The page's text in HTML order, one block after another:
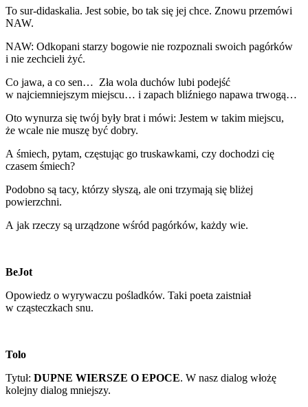
To sur-didaskalia. Jest sobie, bo tak się jej chce. Znowu przemówi
NAW.
NAW: Odkopani starzy bogowie nie rozpoznali swoich pagórków
i nie zechcieli żyć.
Co jawa, a co sen… Zła wola duchów lubi podejść
w najciemniejszym miejscu… i zapach bliźniego napawa trwogą…
Oto wynurza się twój były brat i mówi: Jestem w takim miejscu,
że wcale nie muszę być dobry.
A śmiech, pytam, częstując go truskawkami, czy dochodzi cię
czasem śmiech?
Podobno są tacy, którzy słyszą, ale oni trzymają się bliżej
powierzchni.
A jak rzeczy są urządzone wśród pagórków, każdy wie.
BeJot
Opowiedz o wyrywaczu pośladków. Taki poeta zaistniał
w cząsteczkach snu.
Tolo
Tytuł: DUPNE WIERSZE O EPOCE. W nasz dialog włożę
kolejny dialog mniejszy.